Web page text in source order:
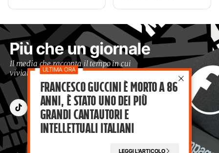
Più che un giornale
Il media che racconta il tempo in cui
viviamo con occhi moderni
Francesco Guccini è morto a 86
anni, è stato uno dei più
grandi cantautori e
intellettuali italiani
LEGGI L'ARTICOLO